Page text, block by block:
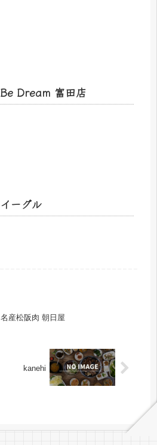
Be Dream 富田店
イーグル
名産松阪肉 朝日屋
kanehi